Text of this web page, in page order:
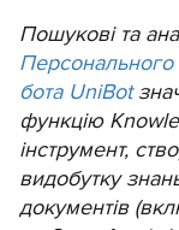
Пошукові та
Персонального
бота UniBot
функцію
інструмент,
видобутку
документів